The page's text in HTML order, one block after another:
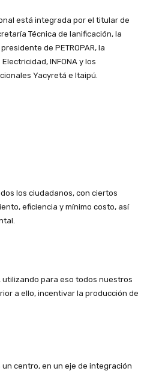
está integrada por el titular de
Técnica de lanificación, la
de PETROPAR, la
INFONA y los
Yacyretá e Itaipú.
los ciudadanos, con ciertos
eficiencia y mínimo costo, así
para eso todos nuestros
a ello, incentivar la producción de
centro, en un eje de integración